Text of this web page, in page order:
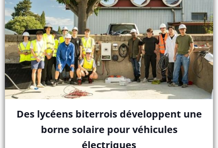
Des lycéens biterrois développent une
borne solaire pour véhicules
électriques